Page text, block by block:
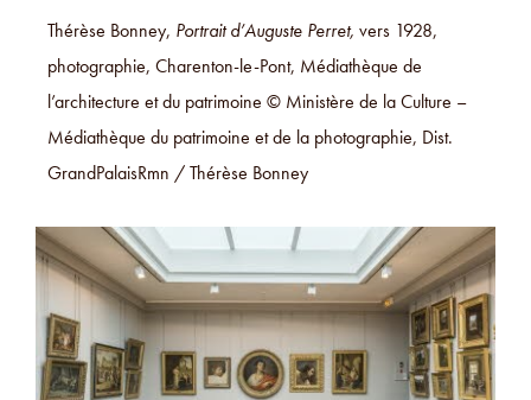
Thérèse Bonney, Portrait d’Auguste Perret, vers 1928,
photographie, Charenton-le-Pont, Médiathèque de
l’architecture et du patrimoine © Ministère de la Culture –
Médiathèque du patrimoine et de la photographie, Dist.
GrandPalaisRmn / Thérèse Bonney